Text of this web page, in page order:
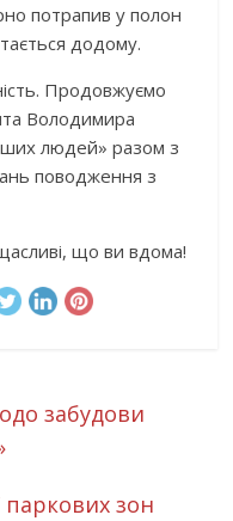
потрапив у полон
додому.
Продовжуємо
Володимира
людей» разом з
поводження з
що ви вдома!
забудови
паркових зон